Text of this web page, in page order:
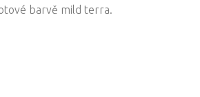
barvě mild terra.